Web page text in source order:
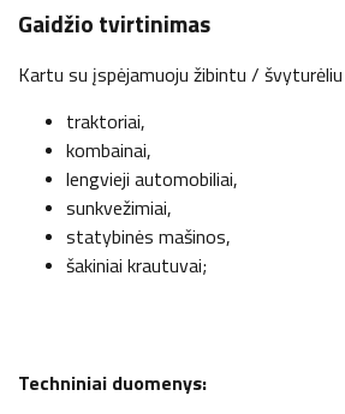
Gaidžio tvirtinimas
Kartu su įspėjamuoju žibintu /
traktoriai,
kombainai,
lengvieji automobiliai,
sunkvežimiai,
statybinės mašinos,
šakiniai krautuvai;
Techniniai duomenys: